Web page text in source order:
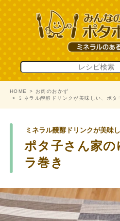
HOME
お肉のおかず
ミネラル醗酵ドリンクが美味しい、ポタ
ミネラル醗酵ドリンクが美味し
ポタ子さん家
ラ巻き